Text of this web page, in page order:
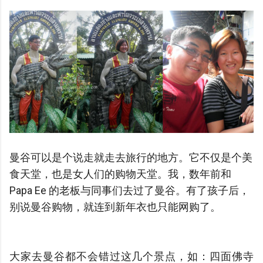
曼谷可以是个说走就走去旅行的地方。它不仅是个美
食天堂，也是女人们的购物天堂。我，数年前和
Papa Ee 的老板与同事们去过了曼谷。有了孩子后，
别说曼谷购物，就连到新年衣也只能网购了。
大家去曼谷都不会错过这几个景点，如：四面佛寺